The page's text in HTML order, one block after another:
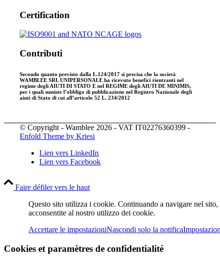
Certification
Contributi
Secondo quanto previsto dalla L.124/2017 si precisa che la società
WAMBLEE SRL UNIPERSONALE ha ricevuto benefici rientranti nel
regime degli AIUTI DI STATO E nel REGIME degli AIUTI DE MINIMIS,
per i quali sussiste l’obbligo di pubblicazione nel Registro Nazionale degli
aiuti di Stato di cui all’articolo 52 L. 234/2012
© Copyright - Wamblee 2026 - VAT IT02276360399 -
Enfold Theme by Kriesi
Lien vers LinkedIn
Lien vers Facebook
Faire défiler vers le haut
Questo sito utilizza i cookie. Continuando a navigare nel sito,
acconsentite al nostro utilizzo dei cookie.
Accettare le impostazioniNascondi solo la notifica
Cookies et paramètres de confidentialité